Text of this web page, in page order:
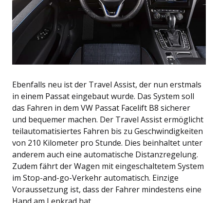
Ebenfalls neu ist der Travel Assist, der nun erstmals
in einem Passat eingebaut wurde. Das System soll
das Fahren in dem VW Passat Facelift B8 sicherer
und bequemer machen. Der Travel Assist ermöglicht
teilautomatisiertes Fahren bis zu Geschwindigkeiten
von 210 Kilometer pro Stunde. Dies beinhaltet unter
anderem auch eine automatische Distanzregelung.
Zudem fährt der Wagen mit eingeschaltetem System
im Stop-and-go-Verkehr automatisch. Einzige
Voraussetzung ist, dass der Fahrer mindestens eine